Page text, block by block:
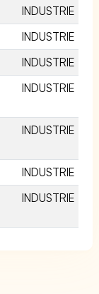
INDUSTRIE
INDUSTRIE
INDUSTRIE
INDUSTRIE
INDUSTRIE
INDUSTRIE
INDUSTRIE